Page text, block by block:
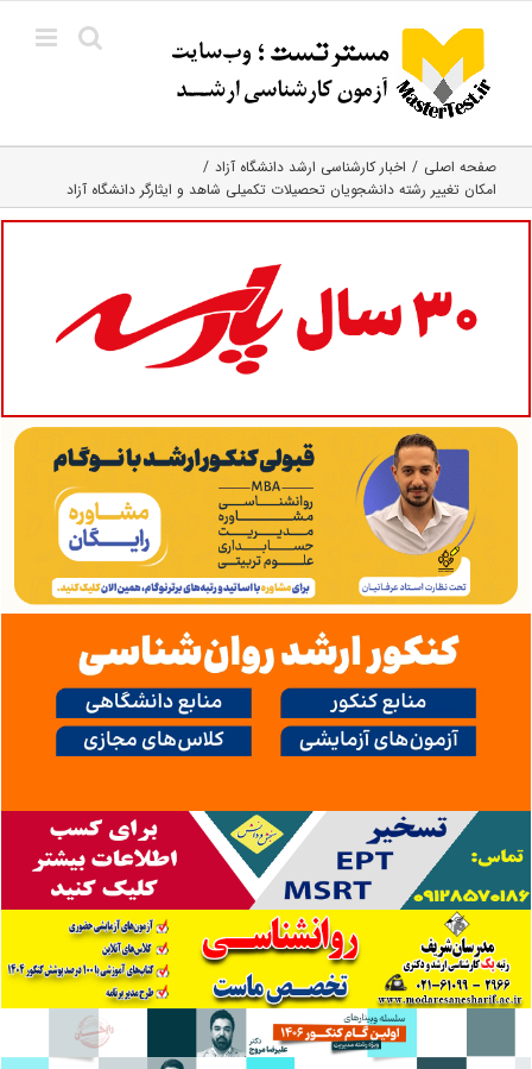
content
صفحه اصلی
اخبار کارشناسی ارشد دانشگاه آزاد
امکان تغییر رشته دانشجویان تحصیلات تکمیلی شاهد و ایثارگر دانشگاه آزاد